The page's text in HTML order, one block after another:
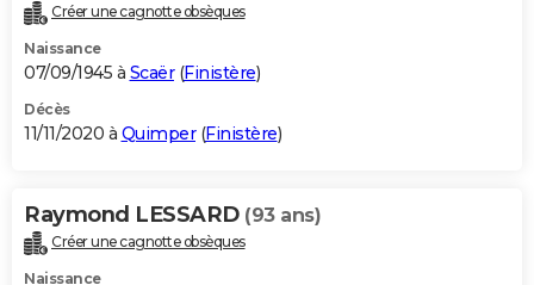
Créer une cagnotte obsèques
Naissance
07/09/1945 à Scaër(Finistère)
Décès
11/11/2020 à Quimper(Finistère)
Raymond LESSARD (93 ans)
Créer une cagnotte obsèques
Naissance